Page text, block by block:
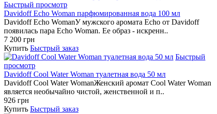
Быстрый просмотр
Davidoff Echo Woman парфюмированная вода 100 мл
Davidoff Echo WomanУ мужского аромата Echo от Davidoff
появилась пара Echo Woman. Ее образ - искренн..
7 200 грн
Купить Быстрый заказ
Быстрый
просмотр
Davidoff Cool Water Woman туалетная вода 50 мл
Davidoff Cool Water WomanЖенский аромат Cool Water Woman
является необычайно чистой, женственной и п..
926 грн
Купить Быстрый заказ